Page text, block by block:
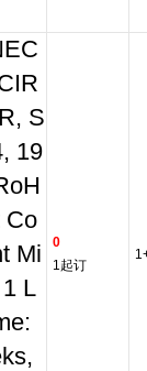
S
19
Co
Mi
L
0
1起订